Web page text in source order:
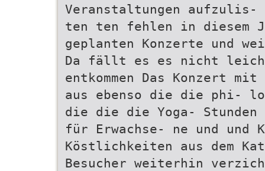
Veranstaltungen aufzulis-
ten ten fehlen in diesem
geplanten Konzerte und
Da fällt es es nicht leicht
entkommen Das Konzert
aus ebenso die die phi-
die die die Yoga-
für Erwachse- ne und
Köstlichkeiten aus dem
Besucher weiterhin